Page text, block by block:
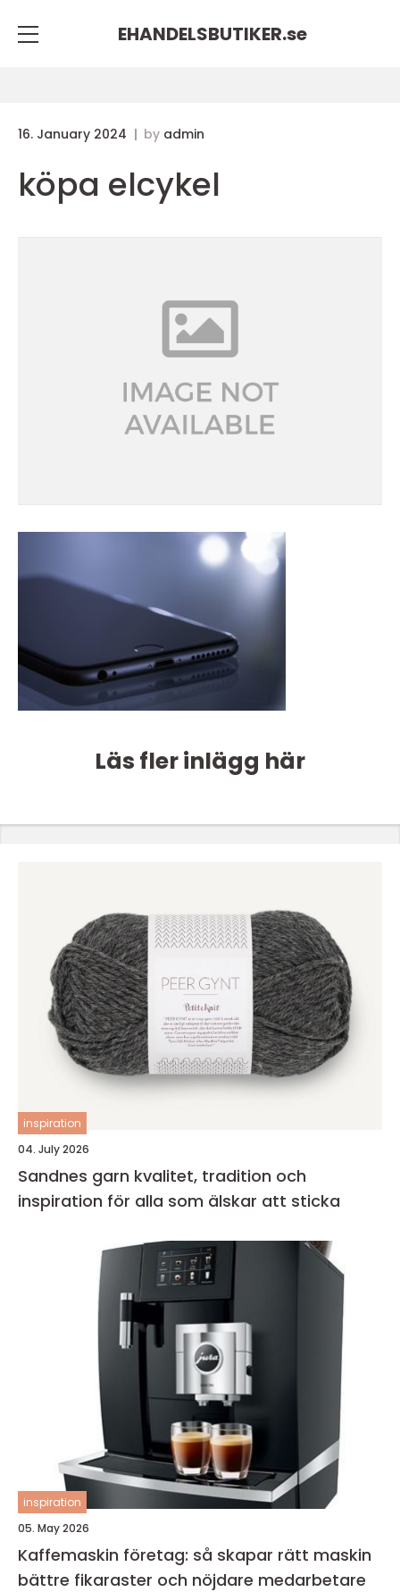
EHANDELSBUTIKER.se
16. January 2024 by admin
köpa elcykel
Läs fler inlägg här
inspiration
04. July 2026
Sandnes garn kvalitet, tradition och
inspiration för alla som älskar att sticka
inspiration
05. May 2026
Kaffemaskin företag: så skapar rätt maskin
bättre fikaraster och nöjdare medarbetare